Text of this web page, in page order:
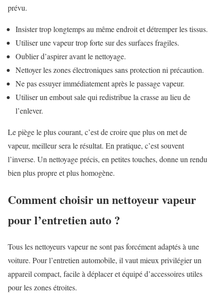
prévu.
Insister trop longtemps au même endroit et détremper les tissus.
Utiliser une vapeur trop forte sur des surfaces fragiles.
Oublier d’aspirer avant le nettoyage.
Nettoyer les zones électroniques sans protection ni précaution.
Ne pas essuyer immédiatement après le passage vapeur.
Utiliser un embout sale qui redistribue la crasse au lieu de
l’enlever.
Le piège le plus courant, c’est de croire que plus on met de
vapeur, meilleur sera le résultat. En pratique, c’est souvent
l’inverse. Un nettoyage précis, en petites touches, donne un rendu
bien plus propre et plus homogène.
Comment choisir un nettoyeur vapeur
pour l’entretien auto ?
Tous les nettoyeurs vapeur ne sont pas forcément adaptés à une
voiture. Pour l’entretien automobile, il vaut mieux privilégier un
appareil compact, facile à déplacer et équipé d’accessoires utiles
pour les zones étroites.